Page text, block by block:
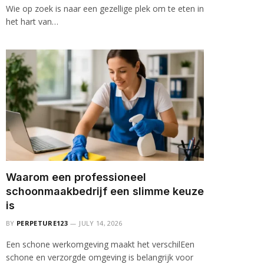
Wie op zoek is naar een gezellige plek om te eten in
het hart van…
Waarom een professioneel
schoonmaakbedrijf een slimme keuze
is
BY PERPETURE123 JULY 14, 2026
Een schone werkomgeving maakt het verschilEen
schone en verzorgde omgeving is belangrijk voor